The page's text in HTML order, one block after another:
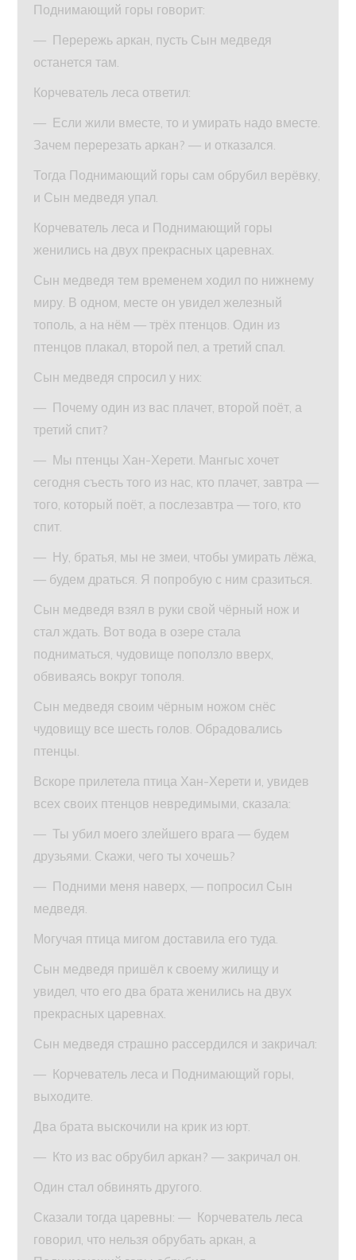
Поднимающий горы говорит:
— Перережь аркан, пусть Сын медведя
останется там.
Корчеватель леса ответил:
— Если жили вместе, то и умирать надо вместе.
Зачем перерезать аркан? — и отказался.
Тогда Поднимающий горы сам обрубил верёвку,
и Сын медведя упал.
Корчеватель леса и Поднимающий горы
женились на двух прекрасных царевнах.
Сын медведя тем временем ходил по нижнему
миру. В одном, месте он увидел железный
тополь, а на нём — трёх птенцов. Один из
птенцов плакал, второй пел, а третий спал.
Сын медведя спросил у них:
— Почему один из вас плачет, второй поёт, а
третий спит?
— Мы птенцы Хан-Херети. Мангыс хочет
сегодня съесть того из нас, кто плачет, завтра —
того, который поёт, а послезавтра — того, кто
спит.
— Ну, братья, мы не змеи, чтобы умирать лёжа,
— будем драться. Я попробую с ним сразиться.
Сын медведя взял в руки свой чёрный нож и
стал ждать. Вот вода в озере стала
подниматься, чудовище поползло вверх,
обвиваясь вокруг тополя.
Сын медведя своим чёрным ножом снёс
чудовищу все шесть голов. Обрадовались
птенцы.
Вскоре прилетела птица Хан-Херети и, увидев
всех своих птенцов невредимыми, сказала:
— Ты убил моего злейшего врага — будем
друзьями. Скажи, чего ты хочешь?
— Подними меня наверх, — попросил Сын
медведя.
Могучая птица мигом доставила его туда.
Сын медведя пришёл к своему жилищу и
увидел, что его два брата женились на двух
прекрасных царевнах.
Сын медведя страшно рассердился и закричал:
— Корчеватель леса и Поднимающий горы,
выходите.
Два брата выскочили на крик из юрт.
— Кто из вас обрубил аркан? — закричал он.
Один стал обвинять другого.
Сказали тогда царевны: — Корчеватель леса
говорил, что нельзя обрубать аркан, а